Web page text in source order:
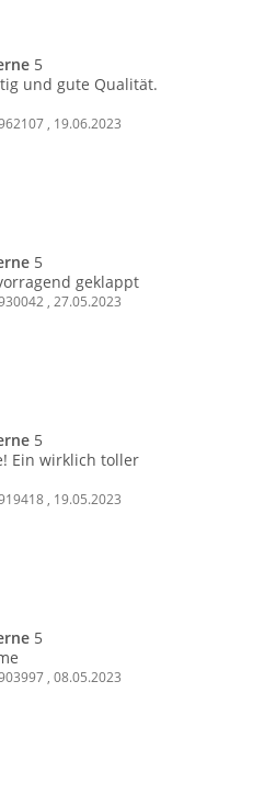
5
und gute Qualität.
, 19.06.2023
5
geklappt
, 27.05.2023
5
Ein wirklich toller
, 19.05.2023
5
, 08.05.2023